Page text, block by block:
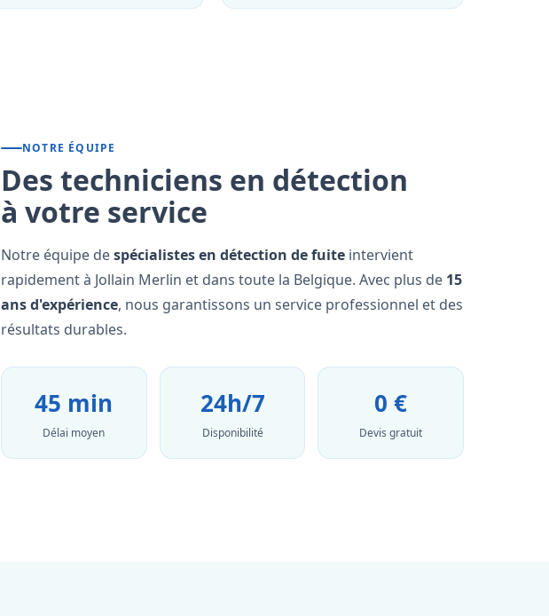
NOTRE ÉQUIPE
Des techniciens en détection
à votre service
Notre équipe despécialistes en détection de fuite intervient
rapidement à Jollain Merlin et dans toute la Belgique. Avec plus de 15
ans d'expérience, nous garantissons un service professionnel et des
résultats durables.
45 min
Délai moyen
24h/7
Disponibilité
0 €
Devis gratuit